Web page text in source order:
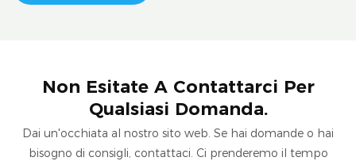
Non Esitate A Contattarci Per
Qualsiasi Domanda.
Dai un'occhiata al nostro sito web. Se hai domande o hai
bisogno di consigli, contattaci. Ci prenderemo il tempo